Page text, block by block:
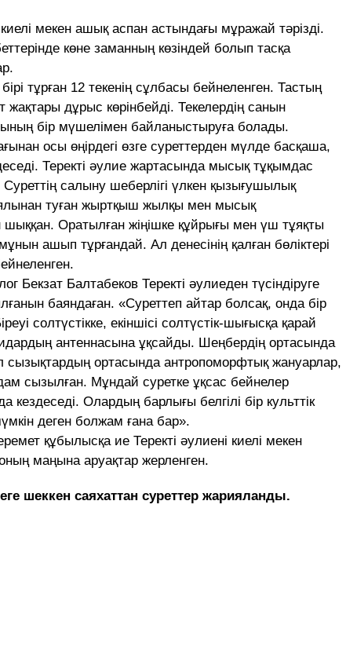
мекен ашық аспан астындағы мұражай тәрізді.
көне заманның көзіндей болып тасқа
тұрған 12 текенің сұлбасы бейнеленген. Тастың
жақтары дұрыс көрінбейді. Текелердің санын
бір мүшелімен байланыстыруға болады.
осы өңірдегі өзге суреттерден мүлде басқаша,
Теректі әулие жартасында мысық тұқымдас
салыну шеберлігі үлкен қызығушылық
туған жыртқыш жылқы мен мысық
Оратылған жіңішке құйрығы мен үш тұяқты
ашып тұрғандай. Ал денесінің қалған бөліктері
Бекзат Балтабеков Теректі әулиеден түсіндіруге
баяндаған. «Суреттеп айтар болсақ, онда бір
солтүстікке, екіншісі солтүстік-шығысқа қарай
антеннасына ұқсайды. Шеңбердің ортасында
сызықтардың ортасында антропоморфтық жануарлар,
сызылған. Мұндай суретке ұқсас бейнелер
кездеседі. Олардың барлығы белгілі бір культтік
деген болжам ғана бар».
құбылысқа ие Теректі әулиені киелі мекен
маңына аруақтар жерленген.
шеккен саяхаттан суреттер жарияланды.